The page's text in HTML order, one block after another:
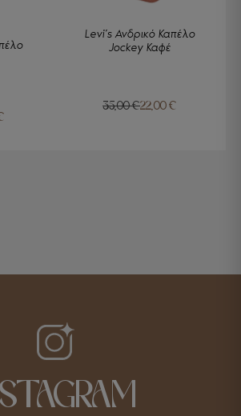
Levi’s Ανδρικό Καπέλο
Jockey Καφέ
35,00€22,00€